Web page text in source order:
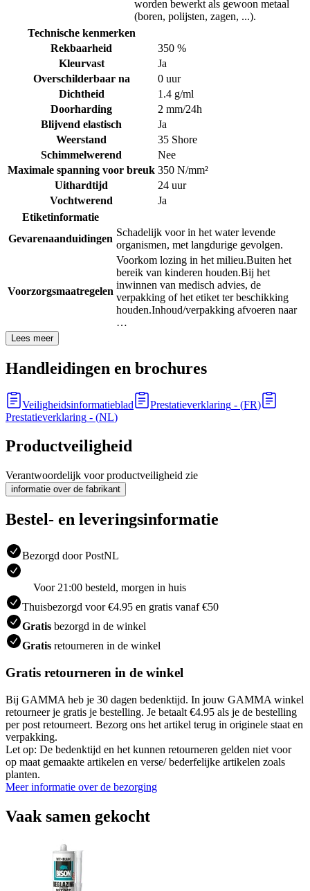
worden bewerkt als gewoon metaal
(boren, polijsten, zagen, ...).
Technische kenmerken
Rekbaarheid
350 %
Kleurvast
Ja
Overschilderbaar na
0 uur
Dichtheid
1.4 g/ml
Doorharding
2 mm/24h
Blijvend elastisch
Ja
Weerstand
35 Shore
Schimmelwerend
Nee
Maximale spanning voor breuk 350 N/mm²
Uithardtijd
24 uur
Vochtwerend
Ja
Etiketinformatie
Gevarenaanduidingen
Schadelijk voor in het water levende
organismen, met langdurige gevolgen.
Voorzorgsmaatregelen
Voorkom lozing in het milieu.Buiten het
bereik van kinderen houden.Bij het
inwinnen van medisch advies, de
verpakking of het etiket ter beschikking
houden.Inhoud/verpakking afvoeren naar
…
Lees meer
Handleidingen en brochures
Veiligheidsinformatieblad Prestatieverklaring - (FR)
Prestatieverklaring - (NL)
Productveiligheid
Verantwoordelijk voor productveiligheid zie
informatie over de fabrikant
Bestel- en leveringsinformatie
Bezorgd door PostNL
Voor 21:00 besteld, morgen in huis
Thuisbezorgd voor €4.95 en gratis vanaf €50
Gratis bezorgd in de winkel
Gratis retourneren in de winkel
Gratis retourneren in de winkel
Bij GAMMA heb je 30 dagen bedenktijd. In jouw GAMMA winkel
retourneer je gratis je bestelling. Je betaalt €4.95 als je de bestelling
per post retourneert. Bezorg ons het artikel terug in originele staat en
verpakking.
Let op: De bedenktijd en het kunnen retourneren gelden niet voor
op maat gemaakte artikelen en verse/ bederfelijke artikelen zoals
planten.
Meer informatie over de bezorging
Vaak samen gekocht